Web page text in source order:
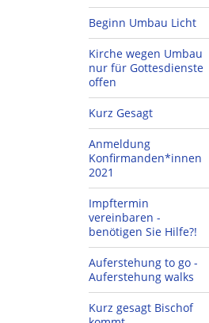
Beginn Umbau Licht
Kirche wegen Umbau
nur für Gottesdienste
offen
Kurz Gesagt
Anmeldung
Konfirmanden*innen
2021
Impftermin
vereinbaren -
benötigen Sie Hilfe?!
Auferstehung to go -
Auferstehung walks
Kurz gesagt Bischof